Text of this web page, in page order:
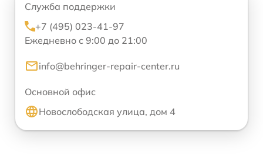
Служба поддержки
+7 (495) 023-41-97
Ежедневно с 9:00 до 21:00
info@behringer-repair-center.ru
Основной офис
Новослободская улица, дом 4